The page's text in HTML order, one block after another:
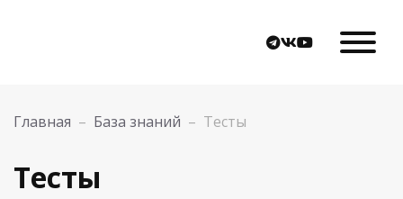
Главная – База знаний – Тесты
Тесты